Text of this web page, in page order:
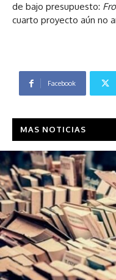
de bajo presupuesto:
cuarto proyecto aún no
Facebook
MAS NOTICIAS